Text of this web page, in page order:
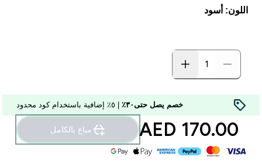
اللون: أسود
خصم يصل حتى٣٠٪
170.00 AED‎ مباع بالكامل